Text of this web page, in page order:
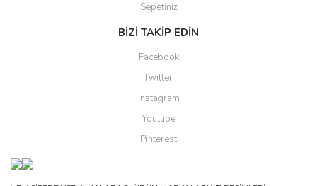
Sepetiniz
BİZİ TAKİP EDİN
Facebook
Twitter
Instagram
Youtube
Pinterest